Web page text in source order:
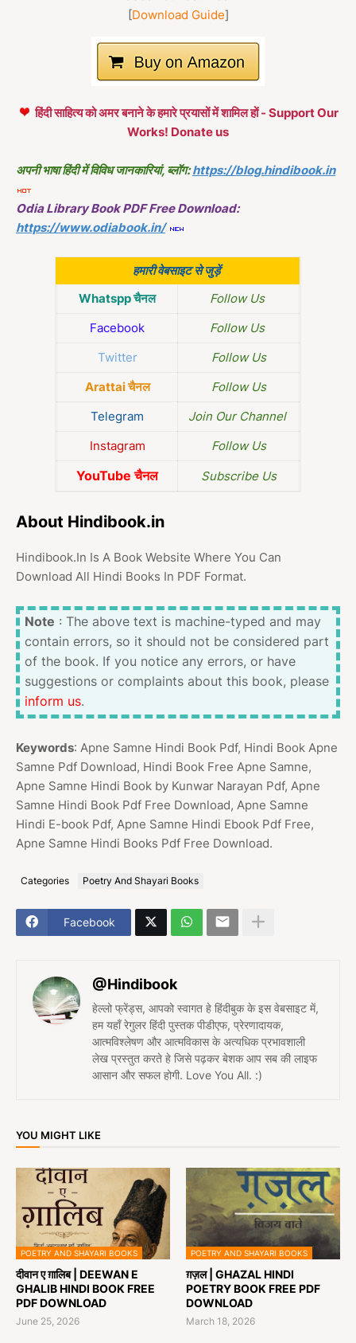
[Download Guide]
हिंदी साहित्य को अमर बनाने के हमारे प्रयासों में शामिल हों - Support Our
Works! Donate us
अपनी भाषा हिंदी में विविध जानकारियां, ब्लॉग: https://blog.hindibook.in
Odia Library Book PDF Free Download:
https://www.odiabook.in/
हमारी वेबसाइट से जुड़ें
Whatspp चैनल
Follow Us
Facebook
Follow Us
Twitter
Follow Us
Arattai चैनल
Follow Us
Telegram
Join Our Channel
Instagram
Follow Us
YouTube चैनल Subscribe Us
About Hindibook.in
Hindibook.In Is A Book Website Where You Can
Download All Hindi Books In PDF Format.
Note : The above text is machine-typed and may
contain errors, so it should not be considered part
of the book. If you notice any errors, or have
suggestions or complaints about this book, please
inform us.
Keywords: Apne Samne Hindi Book Pdf, Hindi Book Apne
Samne Pdf Download, Hindi Book Free Apne Samne,
Apne Samne Hindi Book by Kunwar Narayan Pdf, Apne
Samne Hindi Book Pdf Free Download, Apne Samne
Hindi E-book Pdf, Apne Samne Hindi Ebook Pdf Free,
Apne Samne Hindi Books Pdf Free Download.
Categories Poetry And Shayari Books
Facebook
@Hindibook
हेल्लो फ्रेंड्स, आपको स्वागत हे हिंदीबुक के इस वेबसाइट में,
हम यहाँ रेगुलर हिंदी पुस्तक पीडीएफ, प्रेरणादायक,
आत्मविश्लेषण और आत्मविकास के अत्यधिक प्रभावशाली
लेख प्रस्तुत करते हे जिसे पढ़कर बेशक आप सब की लाइफ
आसान और सफल होगी. Love You All. :)
YOU MIGHT LIKE
POETRY AND SHAYARI BOOKS
दीवान ए ग़ालिब | DEEWAN E
GHALIB HINDI BOOK FREE
PDF DOWNLOAD
June 25, 2026
POETRY AND SHAYARI BOOKS
ग़ज़ल | GHAZAL HINDI
POETRY BOOK FREE PDF
DOWNLOAD
March 18, 2026